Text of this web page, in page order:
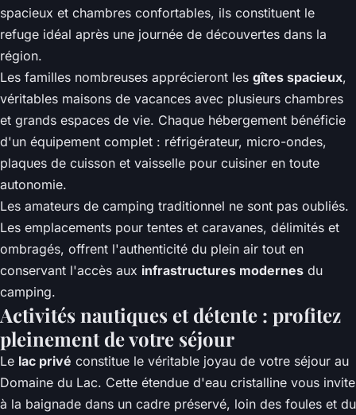
spacieux et chambres confortables, ils constituent le
refuge idéal après une journée de découvertes dans la
région.
Les familles nombreuses apprécieront les gîtes spacieux,
véritables maisons de vacances avec plusieurs chambres
et grands espaces de vie. Chaque hébergement bénéficie
d'un équipement complet : réfrigérateur, micro-ondes,
plaques de cuisson et vaisselle pour cuisiner en toute
autonomie.
Les amateurs de camping traditionnel ne sont pas oubliés.
Les emplacements pour tentes et caravanes, délimités et
ombragés, offrent l'authenticité du plein air tout en
conservant l'accès aux infrastructures modernes du
camping.
Activités nautiques et détente : profitez
pleinement de votre séjour
Le lac privé constitue le véritable joyau de votre séjour au
Domaine du Lac. Cette étendue d'eau cristalline vous invite
à la baignade dans un cadre préservé, loin des foules et du